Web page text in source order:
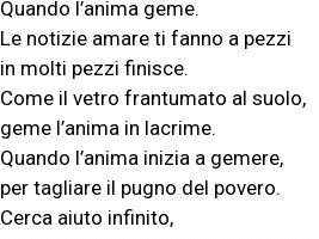
Quando l’anima geme.
Le notizie amare ti fanno a pezzi
in molti pezzi finisce.
Come il vetro frantumato al suolo,
geme l’anima in lacrime.
Quando l’anima inizia a gemere,
per tagliare il pugno del povero.
Cerca aiuto infinito,